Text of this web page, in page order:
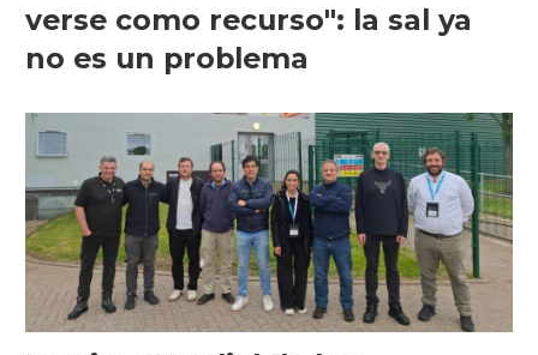
verse como recurso": la sal ya
no es un problema